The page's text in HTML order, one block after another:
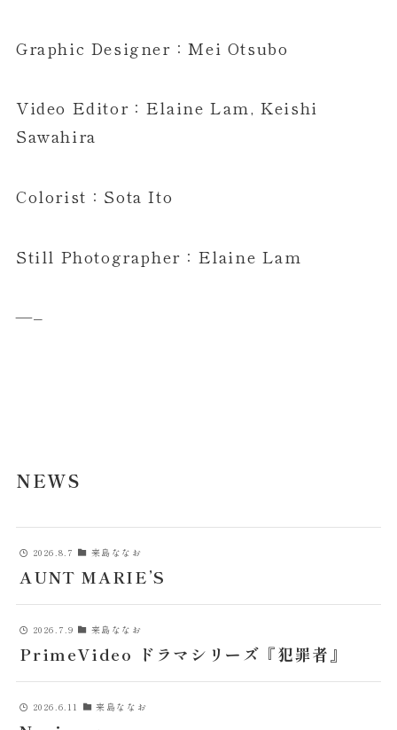
Graphic Designer：Mei Otsubo
Video Editor：Elaine Lam, Keishi
Sawahira
Colorist：Sota Ito
Still Photographer：Elaine Lam
—–
NEWS
2026.8.7 来島ななお
AUNT MARIE’S
2026.7.9 来島ななお
PrimeVideo ドラマシリーズ『犯罪者』
2026.6.11 来島ななお